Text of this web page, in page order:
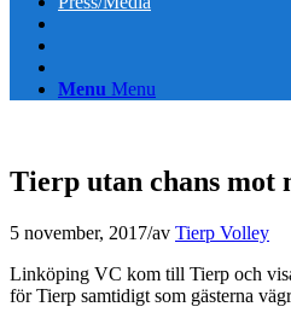
Menu Menu
Tierp utan chans mot
5 november, 2017/av Tierp Volley
Linköping VC kom till Tierp och
för Tierp samtidigt som gästerna